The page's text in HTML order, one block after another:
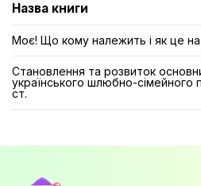
Назва книги
Моє! Що кому належить і як це на
Становлення та розвиток
українського шлюбно-сімейного
ст.